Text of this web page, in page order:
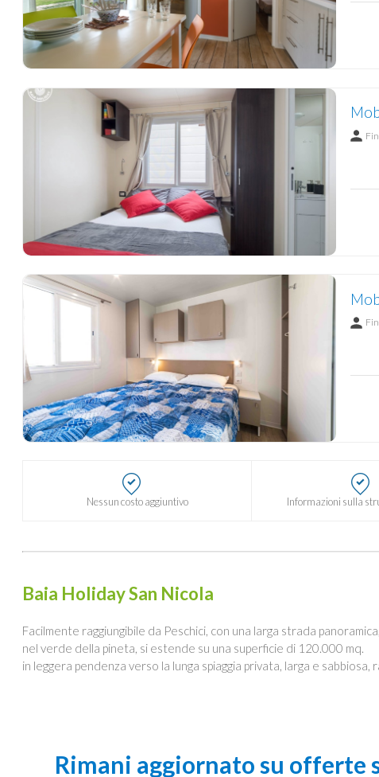
Nessun costo aggiuntivo Informazioni sulla
Baia Holiday San Nicola
Facilmente raggiungibile da Peschici, con una larga strada
nel verde della pineta, si estende su una superficie di 120.000 mq.
in leggera pendenza verso la lunga spiaggia privata, larga e sabbiosa,
Rimani aggiornato su offerte